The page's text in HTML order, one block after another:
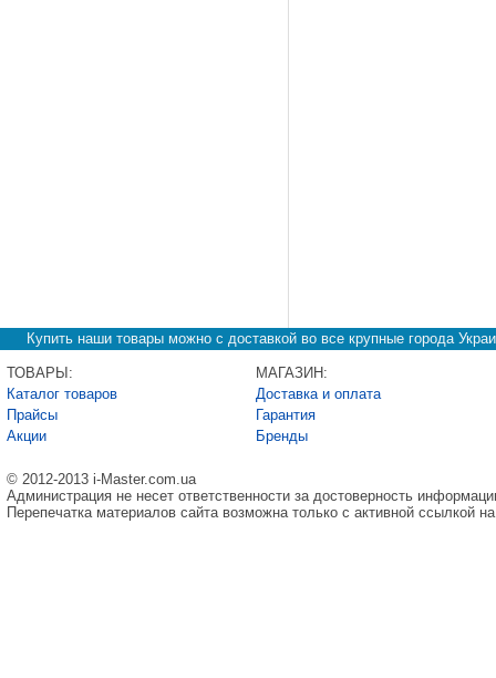
Купить наши товары можно с доставкой во все крупные города
ТОВАРЫ:
Каталог товаров
Прайсы
Акции
МАГАЗИН:
Доставка и оплата
Гарантия
Бренды
© 2012-2013 i-Master.com.ua
Администрация не несет ответственности за достоверность
Перепечатка материалов сайта возможна только с активной ссылкой